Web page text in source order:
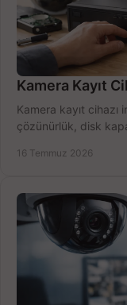
Kamera Kayıt
Kamera kayıt cihazı
çözünürlük, disk
16 Temmuz 2026